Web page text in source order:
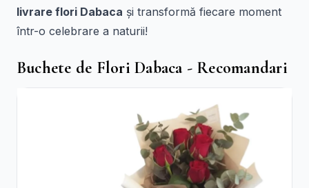
livrare flori Dabaca și transformă fiecare moment
într-o celebrare a naturii!
Buchete de Flori Dabaca - Recomandari